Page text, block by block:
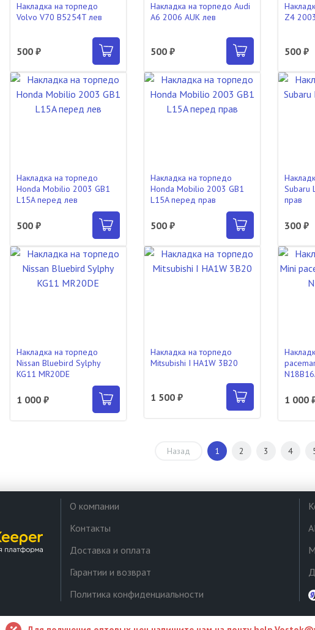
Накладка на торпедо
Volvo V70 B5254T лев
500 ₽
Накладка на торпедо Audi
A6 2006 AUK лев
500 ₽
Z4
500 ₽
Накладка на торпедо
Honda Mobilio 2003 GB1
L15A перед лев
500 ₽
Накладка на торпедо
Honda Mobilio 2003 GB1
L15A перед прав
500 ₽
Subaru
прав
300 ₽
Накладка на торпедо
Nissan Bluebird Sylphy
KG11 MR20DE
1 000 ₽
Накладка на торпедо
Mitsubishi I HA1W 3B20
1 500 ₽ 1 000
Назад 1 2 3 4
О компании
Контакты
Доставка и оплата
Гарантии и возврат
Политика конфиденциальности